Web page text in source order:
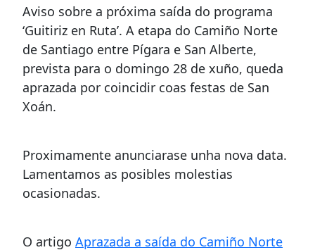
Aviso sobre a próxima saída do programa
‘Guitiriz en Ruta’. A etapa do Camiño Norte
de Santiago entre Pígara e San Alberte,
prevista para o domingo 28 de xuño, queda
aprazada por coincidir coas festas de San
Xoán.
Proximamente anunciarase unha nova data.
Lamentamos as posibles molestias
ocasionadas.
O artigo Aprazada a saída do Camiño Norte